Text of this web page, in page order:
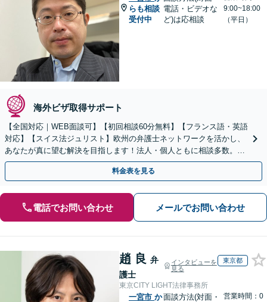
らも相談
受付中
電話・ビデオな
ど)は応相談
9:00~18:00
（平日）
海外ビザ取得サポート
【全国対応｜WEB面談可】【初回相談60分無料】【フランス語・英語
対応】【スイス法ジュリスト】欧州の弁護士ネットワークを活かし、
あなたが真に望む解決を目指します！法人・個人ともに相談多数。細
やかな連絡と粘り強い交渉を徹底【休日・夜間相談可】
料金表を見る
電話でお問い合わせ メールでお問い合わせ
趙 良 弁
護士
インタビューを
見る
東京都
東京CITY LIGHT法律事務所
一宮市 か面談方法(対面・
営業時間：0